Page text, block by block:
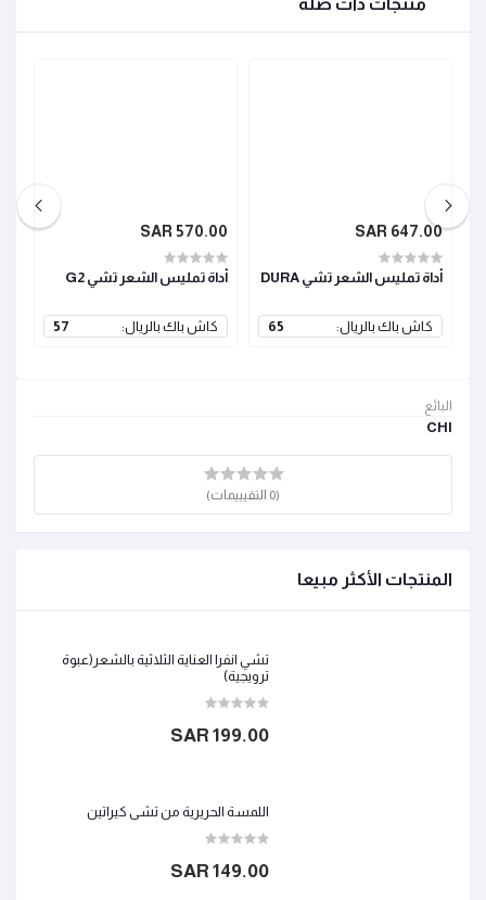
البائع
CHI
(0 التقيييمات)
المنتجات الأكثر مبيعا
تشي انفرا العناية الثلاثية بالشعر(عبوة
ترويجية)
199.00 SAR
اللمسة الحريرية من تشي كيراتين
149.00 SAR
منتجات ذات صلة
647.00 SAR
أداة تمليس الشعر تشي DURA
كاش باك بالريال: 65
570.00 SAR
أداة تمليس الشعر تشي G2
كاش باك بالريال: 57